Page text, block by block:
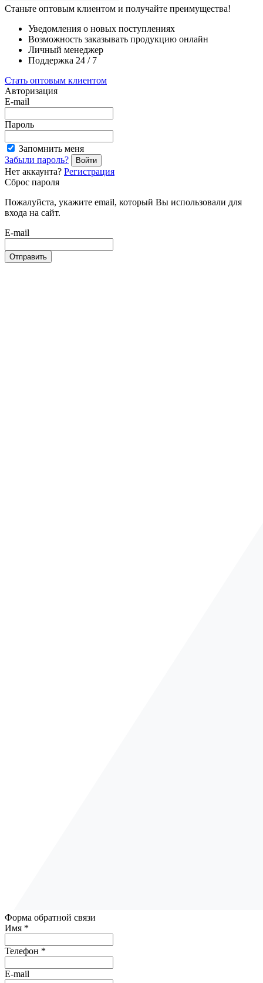
Станьте оптовым клиентом и получайте преимущества!
Уведомления о новых поступлениях
Возможность заказывать продукцию онлайн
Личный менеджер
Поддержка 24 / 7
Стать оптовым клиентом
Авторизация
E-mail
Пароль
Запомнить меня
Забыли пароль?
Войти
Нет аккаунта? Регистрация
Сброс пароля
Пожалуйста, укажите email, который Вы использовали для
входа на сайт.
E-mail
Отправить
Форма обратной связи
Имя *
Телефон *
E-mail